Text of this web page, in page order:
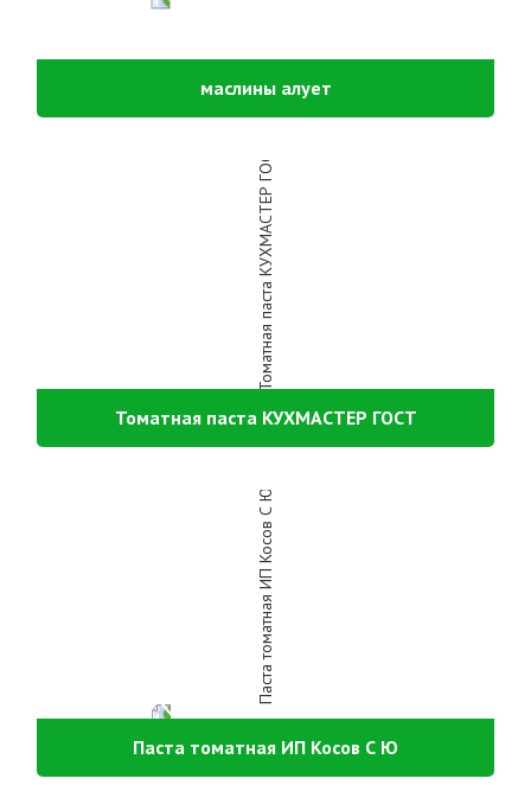
маслины алует
Томатная паста КУХМАСТЕР ГОСТ
Паста томатная ИП Косов С Ю